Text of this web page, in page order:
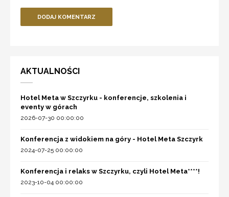
DODAJ KOMENTARZ
AKTUALNOŚCI
Hotel Meta w Szczyrku - konferencje, szkolenia i
eventy w górach
2026-07-30 00:00:00
Konferencja z widokiem na góry - Hotel Meta Szczyrk
2024-07-25 00:00:00
Konferencja i relaks w Szczyrku, czyli Hotel Meta****!
2023-10-04 00:00:00